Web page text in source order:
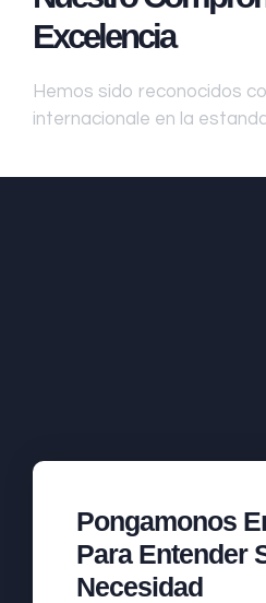
Excelencia
Hemos sido reconocidos
internacionale en la
Pongamonos
Para Entender
Necesidad